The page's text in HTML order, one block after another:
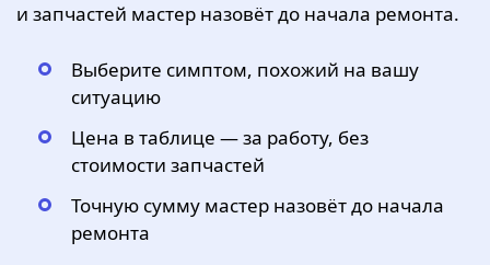
и запчастей мастер назовёт до начала ремонта.
Выберите симптом, похожий на вашу
ситуацию
Цена в таблице — за работу, без
стоимости запчастей
Точную сумму мастер назовёт до начала
ремонта